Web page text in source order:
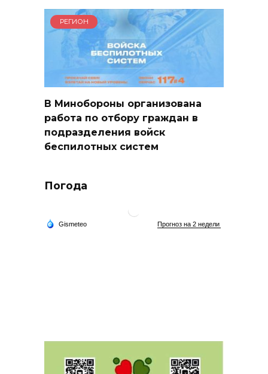
РЕГИОН
В Минобороны организована
работа по отбору граждан в
подразделения войск
беспилотных систем
Погода